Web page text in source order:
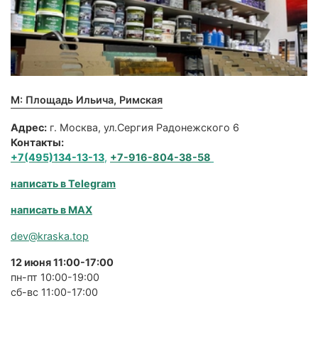
М: Площадь Ильича, Римская
Адрес: г. Москва, ул.Сергия Радонежского 6
Контакты:
+7(495)134-13-13, +7-916-804-38-58
написать в Telegram
написать в MAX
dev@kraska.top
12 июня 11:00-17:00
пн-пт 10:00-19:00
сб-вс 11:00-17:00